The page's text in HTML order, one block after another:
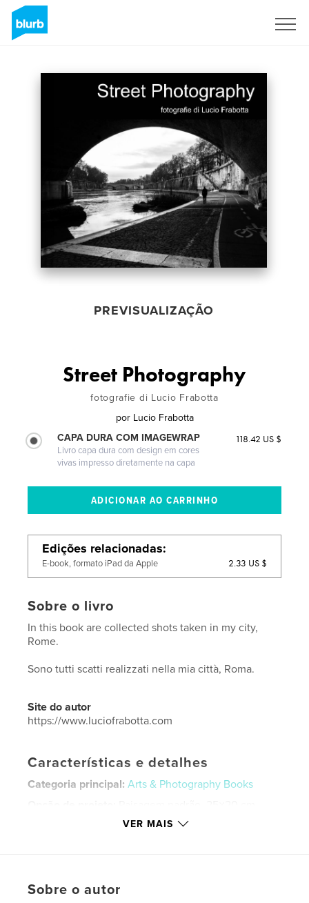
PREVISUALIZAÇÃO
Street Photography
fotografie di Lucio Frabotta
por Lucio Frabotta
CAPA DURA COM IMAGEWRAP
Livro capa dura com design em cores
vivas impresso diretamente na capa
118.42 US $
Edições relacionadas
E-book, formato iPad da Apple 2.33 US $
Sobre o livro
In this book are collected shots taken in my city,
Rome.
Sono tutti scatti realizzati nella mia città, Roma.
Site do autor
https://www.luciofrabotta.com
Características e detalhes
Categoria principal: Arts & Photography Books
IdiomaItalian
VER MAIS
Sobre o autor